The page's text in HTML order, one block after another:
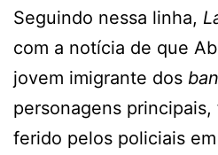
Seguindo nessa linha,
com a notícia de que
jovem imigrante dos
personagens
ferido pelos policiais